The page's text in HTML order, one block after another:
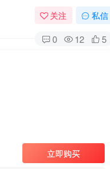
关注 私信
0 12 5
立即购买